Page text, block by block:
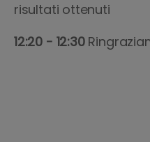
risultati ottenuti
12:20 - 12:30